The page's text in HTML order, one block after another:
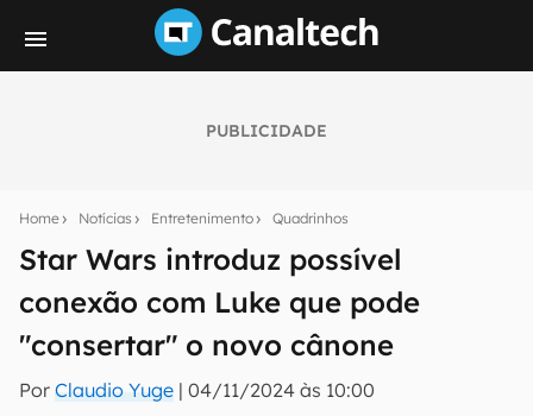
PUBLICIDADE
Home Notícias Entretenimento Quadrinhos
Star Wars introduz possível
conexão com Luke que pode
"consertar" o novo cânone
Por Claudio Yuge | 04/11/2024 às 10:00
notícias e reviews sobre tecnologia em primeira
mão.
E-mail
inscreva-se